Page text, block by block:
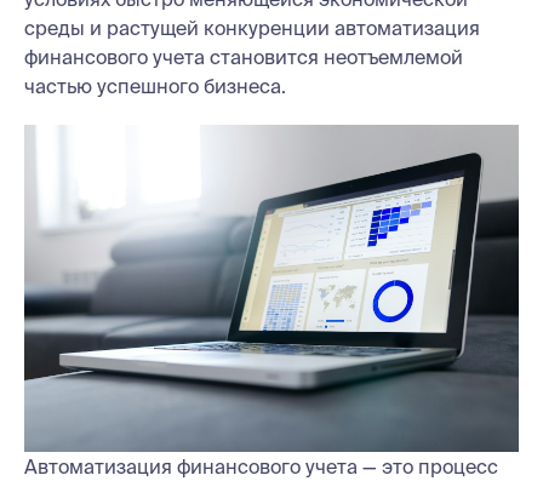
среды и растущей конкуренции автоматизация
финансового учета становится неотъемлемой
частью успешного бизнеса.
Автоматизация финансового учета — это процесс